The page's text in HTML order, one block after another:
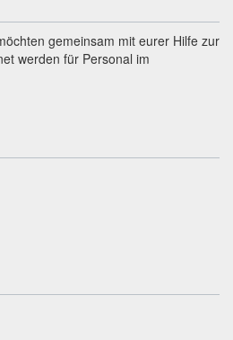
gemeinsam mit eurer Hilfe zur
werden für Personal im